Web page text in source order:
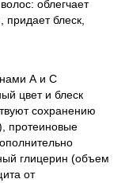
облегчает
придает блеск,
А и С
цвет и блеск
сохранению
протеиновые
глицерин (объем
от